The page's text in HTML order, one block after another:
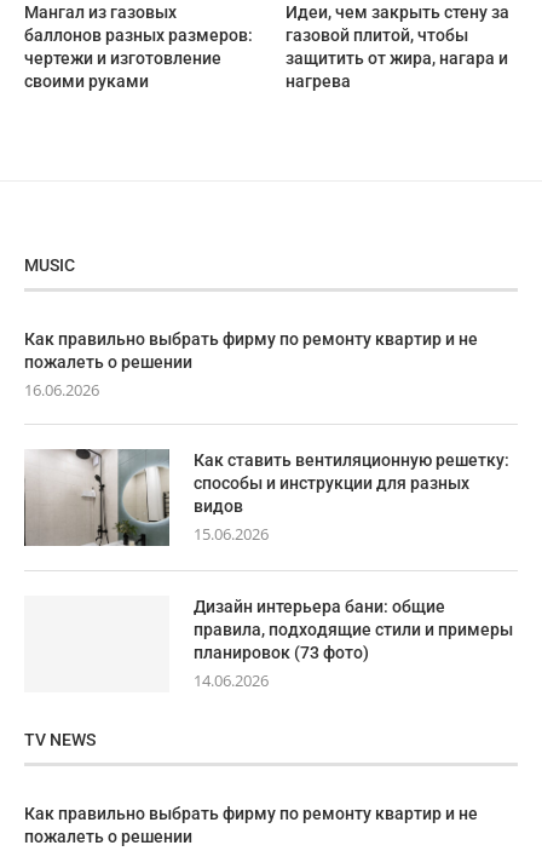
Мангал из газовых
баллонов разных размеров:
чертежи и изготовление
своими руками
Идеи, чем закрыть стену за
газовой плитой, чтобы
защитить от жира, нагара и
нагрева
MUSIC
Как правильно выбрать фирму по ремонту квартир и не
пожалеть о решении
16.06.2026
Как ставить вентиляционную решетку:
способы и инструкции для разных
видов
15.06.2026
Дизайн интерьера бани: общие
правила, подходящие стили и примеры
планировок (73 фото)
14.06.2026
TV NEWS
Как правильно выбрать фирму по ремонту квартир и не
пожалеть о решении